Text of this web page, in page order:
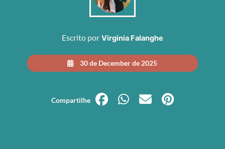
Escrito por Virginia Falanghe
30 de December de 2025